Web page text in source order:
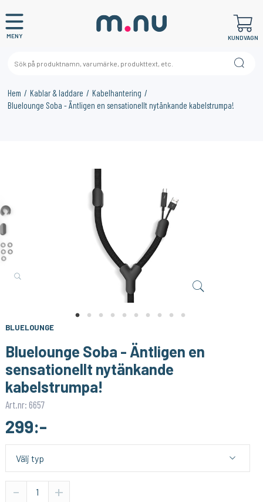
MENY KUNDVAGN
Hem Kablar & laddare
Kabelhantering
Bluelounge Soba - Äntligen en sensationellt nytänkande kabelstrumpa!
LITCESSORY
BLUELOUNGE
Bluelounge Soba - Äntligen en
sensationellt nytänkande
kabelstrumpa!
Art.nr: 6657
299:-
- +